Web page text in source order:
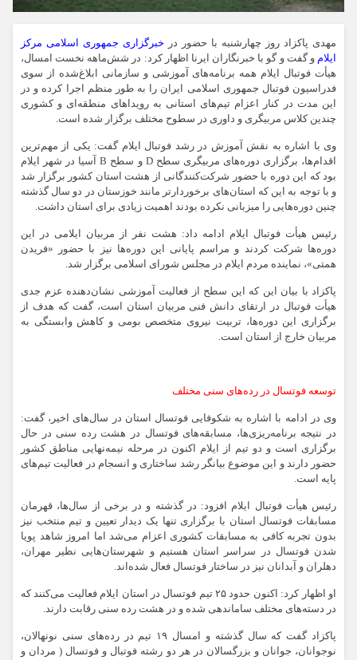
مهدی پاکزاد روز چهارشنبه با حضور در خبرگزاری جمهوری اسلامی مرکز
ایلام و گفت‌ و گو با خبرنگاران ایرنا اظهار کرد: در شش‌ماهه نخست امسال،
هیأت فوتبال ایلام همه برنامه‌های آموزشی و سازمانی ابلاغ‌شده از سوی
فدراسیون فوتبال جمهوری اسلامی ایران را به‌ طور منظم اجرا کرده و در
این مدت در کنار اعزام تیم‌های استانی به رویداهای منطقه‌ای و کشوری
چندین کلاس‌ مربیگری و داوری در سطوح مختلف برگزار شده است.
وی با اشاره به نقش آموزش در رشد فوتبال ایلام گفت: یکی از مهم‌ترین
اقدام‌ها، برگزاری دوره‌های مربیگری سطح D و سطح B آسیا در شهر ایلام
بود که این دوره با حضور شرکت‌کنندگانی از هشت استان کشور برگزار شد
و با توجه به این که استان‌های برخوردارتر مانند خوزستان در دو سال گذشته
چنین دوره‌هایی را میزبانی نکرده بودند اهمیت زیادی برای استان داشت.
رئیس هیأت فوتبال ایلام ادامه داد: هشت نفر از مربیان ایلامی در این
دوره‌ها شرکت کردند و مراسم پایانی این دوره‌ها نیز با حضور «فریدن
همتی»، نماینده مردم ایلام در مجلس شورای اسلامی برگزار شد.
پاکزاد با بیان این که این سطح از فعالیت آموزشی نشان‌دهنده عزم جدی
هیأت فوتبال در ارتقای دانش فنی مربیان استان است، گفت که هدف از
برگزاری این دوره‌ها، تربیت نیروی متخصص بومی و کاهش وابستگی به
مربیان خارج از استان است.
توسعه فوتسال در رده‌های سنی مختلف
وی در ادامه با اشاره به شکوفایی فوتسال استان در سال‌های اخیر، گفت:
در نتیجه برنامه‌ریزی‌ها، مسابقه‌های فوتسال در هشت رده سنی در حال
برگزاری است و دو تیم از ایلام اکنون در مرحله نیمه‌نهایی مناطق کشور
حضور دارند و این موضوع بیانگر رشد ساختاری و انسجام در فعالیت تیم‌های
پایه است.
رئیس هیأت فوتبال ایلام افزود: در گذشته و در برخی از سال‌ها، قهرمان
مسابقات فوتسال استان با برگزاری تنها یک دیدار تعیین و تیم منتخب نیز
بدون تجربه کافی به مسابقات کشوری اعزام می‌شد اما امروز شاهد پویا
شدن فوتسال در سراسر استان هستیم و شهرستان‌هایی نظیر مهران،
دهلران و آبدانان نیز در ساختار فوتسال فعال شده‌اند.
او اظهار کرد: اکنون حدود ۲۵ تیم فوتسال در استان ایلام فعالیت می‌کنند که
در دسته‌های مختلف ساماندهی شده و در هشت رده سنی رقابت دارند.
پاکزاد گفت که سال گذشته و امسال ۱۹ تیم در رده‌های سنی نونهالان،
نوجوانان، جوانان و بزرگسالان در هر دو رشته فوتبال و فوتسال ( مردان و